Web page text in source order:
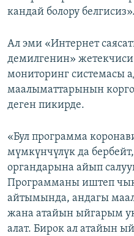
кандай болору белгисиз».
Ал эми «Интернет
демилгенин» жетекчиси
мониторинг системасы
маалыматтарынын
деген пикирде.
«Бул программа
мүмкүнчүлүк да
органдарына айып
Программаны иштеп
айтымында, андагы
жана атайын ыйгарым
алат. Бирок ал атайын